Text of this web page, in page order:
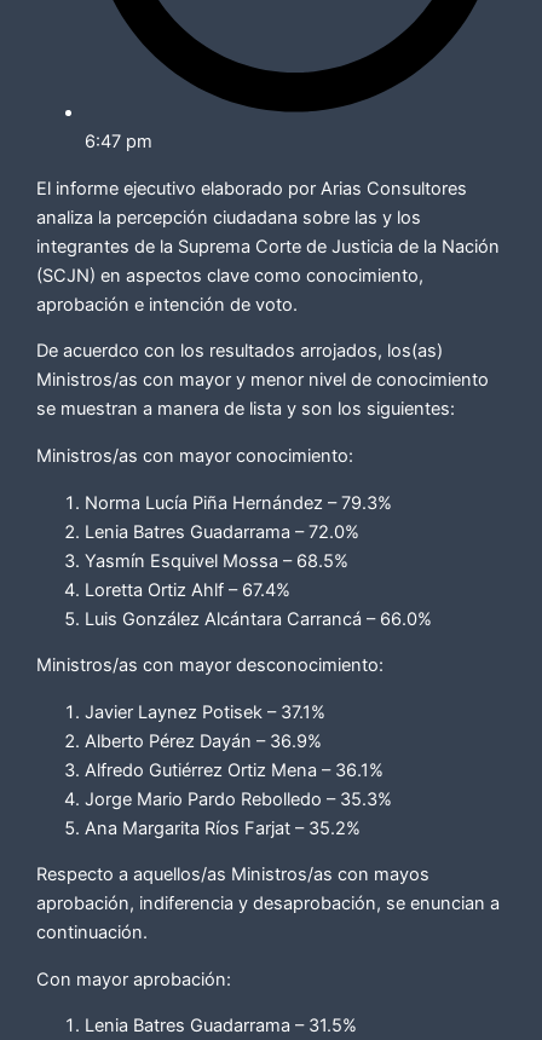
6:47 pm
El informe ejecutivo elaborado por Arias Consultores
analiza la percepción ciudadana sobre las y los
integrantes de la Suprema Corte de Justicia de la Nación
(SCJN) en aspectos clave como conocimiento,
aprobación e intención de voto.
De acuerdco con los resultados arrojados, los(as)
Ministros/as con mayor y menor nivel de conocimiento
se muestran a manera de lista y son los siguientes:
Ministros/as con mayor conocimiento:
Norma Lucía Piña Hernández – 79.3%
Lenia Batres Guadarrama – 72.0%
Yasmín Esquivel Mossa – 68.5%
Loretta Ortiz Ahlf – 67.4%
Luis González Alcántara Carrancá – 66.0%
Ministros/as con mayor desconocimiento:
Javier Laynez Potisek – 37.1%
Alberto Pérez Dayán – 36.9%
Alfredo Gutiérrez Ortiz Mena – 36.1%
Jorge Mario Pardo Rebolledo – 35.3%
Ana Margarita Ríos Farjat – 35.2%
Respecto a aquellos/as Ministros/as con mayos
aprobación, indiferencia y desaprobación, se enuncian a
continuación.
Con mayor aprobación:
Lenia Batres Guadarrama – 31.5%